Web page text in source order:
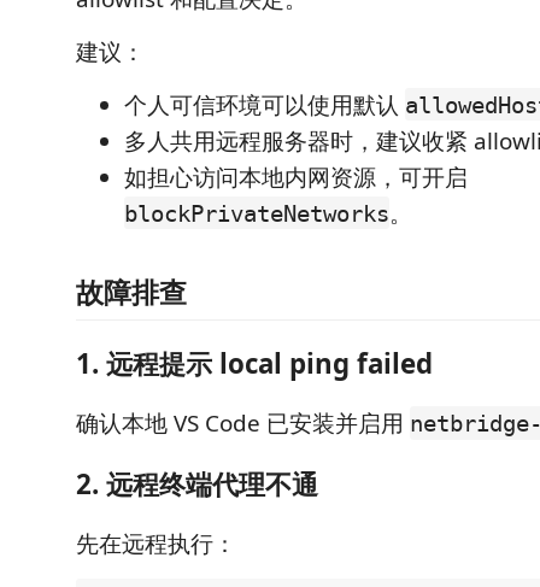
建议：
个人可信环境可以使用默认
多人共用远程服务器时，建议收紧
如担心访问本地内网资源，可开启
blockPrivateNetworks。
故障排查
1. 远程提示 local ping failed
确认本地 VS Code 已安装并启用
2. 远程终端代理不通
先在远程执行：